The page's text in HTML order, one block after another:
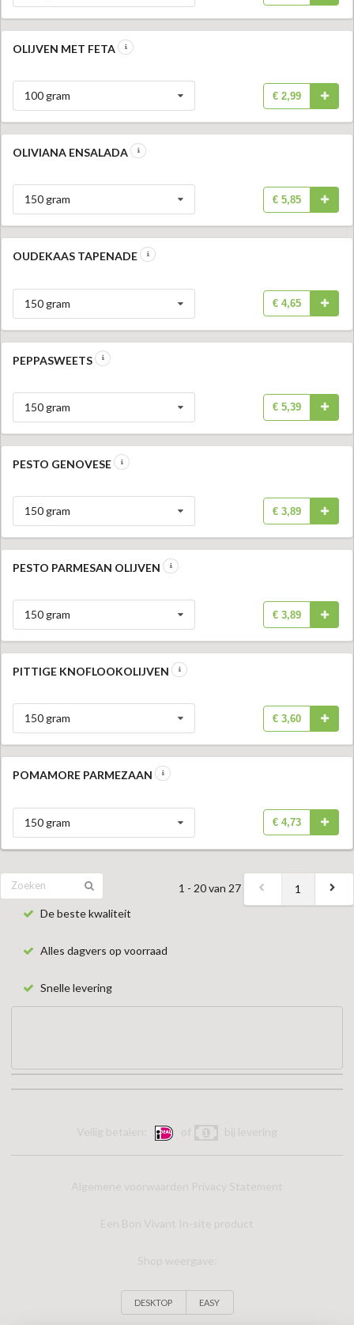
OLIJVEN MET FETA
100 gram € 2,99
OLIVIANA ENSALADA
150 gram € 5,85
OUDEKAAS TAPENADE
150 gram € 4,65
PEPPASWEETS
150 gram € 5,39
PESTO GENOVESE
150 gram € 3,89
PESTO PARMESAN OLIJVEN
150 gram € 3,89
PITTIGE KNOFLOOKOLIJVEN
150 gram € 3,60
POMAMORE PARMEZAAN
150 gram € 4,73
1 - 20 van 27
1
De beste kwaliteit
Alles dagvers op voorraad
Snelle levering
Veilig betalen: of bij levering
Algemene voorwaarden Privacy Statement
Een Bon Vivant In-site product
Shop weergave:
DESKTOP EASY